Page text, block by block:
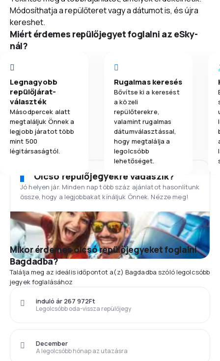
Módosíthatja a repülőteret vagy a dátumot is, és újra
kereshet.
Miért érdemes repülőjegyet foglalni az eSky-
nál?
Legnagyobb
repülőjárat-
választék
Másodpercek alatt
megtaláljuk Önnek a
legjobb járatot több
mint 500
légitársaságtól.
Rugalmas keresés
Bővítse ki a keresést
a közeli
repülőterekre,
valamint rugalmas
dátumválasztással,
hogy megtalálja a
legolcsóbb
lehetőséget.
Olcsó repülőjegyekre vadászik?
Jó helyen jár. Minden nap több száz ajánlatot hasonlítunk
össze, hogy a legjobbakat kínáljuk Önnek. Nézze meg!
Mikor érdemes olcsó repülőjegyeket foglalni
Bagdadba?
Találja meg az ideális időpontot a(z) Bagdadba szóló legolcsóbb
jegyek foglalásához
Legolcsóbb oda-vissza repülőjegy
induló ár 267 972Ft
A legolcsóbb hónap az utazásra
December